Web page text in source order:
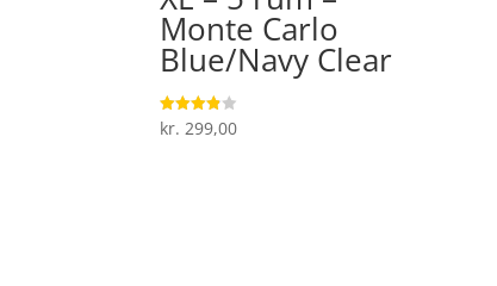
Monte Carlo
Blue/Navy Clear
Vurderet
3.8
kr. 299,00